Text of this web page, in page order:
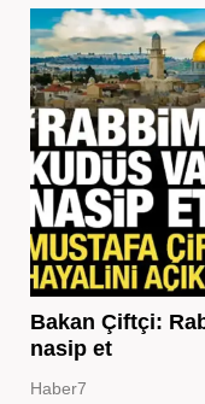
Bakan Çiftçi:
nasip et
Haber7